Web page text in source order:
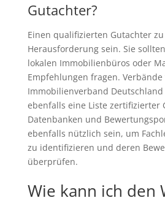
Gutachter?
Einen qualifizierten Gutachter
Herausforderung sein. Sie
lokalen Immobilienbüros oder
Empfehlungen fragen.
Immobilienverband Deutschland
ebenfalls eine Liste zertifizierter
Datenbanken und
ebenfalls nützlich sein, um
zu identifizieren und deren
überprüfen.
Wie kann ich den